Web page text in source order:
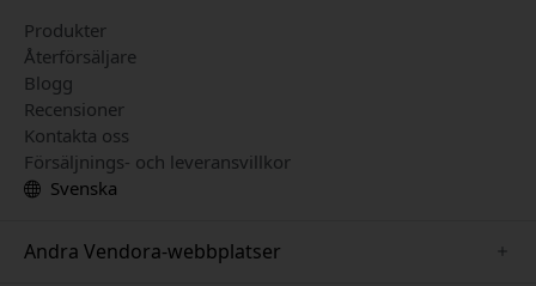
Produkter
Återförsäljare
Blogg
Recensioner
Kontakta oss
Försäljnings- och leveransvillkor
Svenska
Andra Vendora-webbplatser